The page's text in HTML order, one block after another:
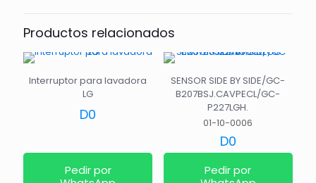
Productos relacionados
Interruptor para lavadora
LG
D0
Pedir por
SENSOR SIDE BY SIDE/GC-
B207BSJ.CAVPECL/GC-
P227LGH.
01-10-0006
D0
Pedir por